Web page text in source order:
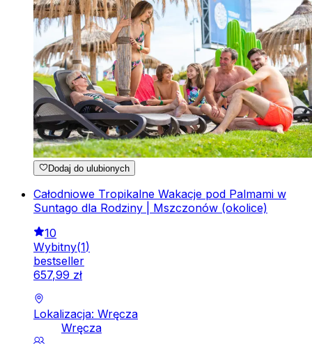
Dodaj do ulubionych
Całodniowe Tropikalne Wakacje pod Palmami w
Suntago dla Rodziny | Mszczonów (okolice)
10
Wybitny(1)
bestseller
657,99 zł
Lokalizacja: Wręcza
Wręcza